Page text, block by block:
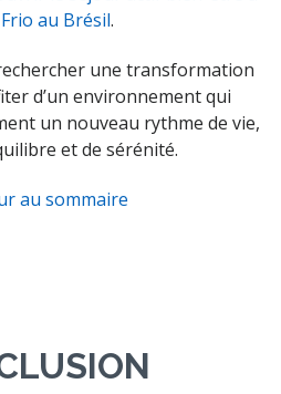
au Brésil.
une transformation
d’un environnement qui
un nouveau rythme de vie,
et de sérénité.
au sommaire